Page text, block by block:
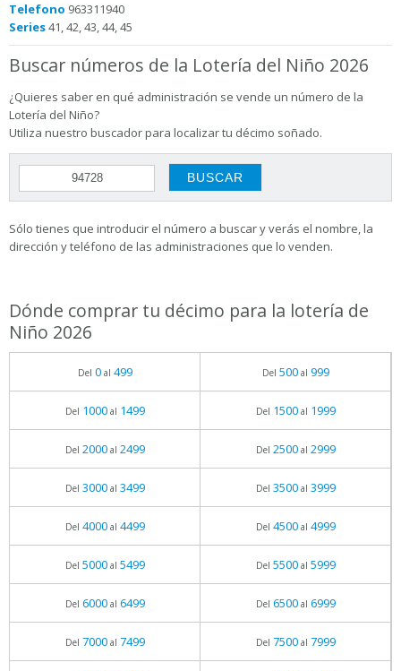
Telefono 963311940
Series41, 42, 43, 44, 45
Buscar números de la Lotería del Niño 2026
¿Quieres saber en qué administración se vende un número de la
Lotería del Niño?
Utiliza nuestro buscador para localizar tu décimo soñado.
Sólo tienes que introducir el número a buscar y verás el nombre, la
dirección y teléfono de las administraciones que lo venden.
Dónde comprar tu décimo para la lotería de
Niño 2026
Del 0al 499 Del 500al 999
Del 1000al 1499 Del 1500al 1999
Del 2000al 2499 Del 2500al 2999
Del 3000al 3499 Del 3500al 3999
Del 4000al 4499 Del 4500al 4999
Del 5000al 5499 Del 5500al 5999
Del 6000al 6499 Del 6500al 6999
Del 7000al 7499 Del 7500al 7999